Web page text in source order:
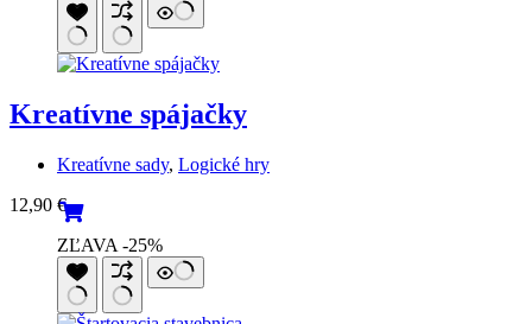
Kreatívne spájačky
Kreatívne sady, Logické hry
12,90 €
ZĽAVA -25%